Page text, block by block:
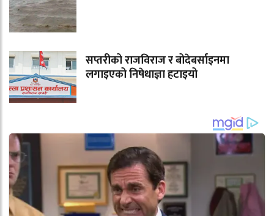
सप्तरीको राजविराज र बोदेबर्साइनमा
लगाइएको निषेधाज्ञा हटाइयो